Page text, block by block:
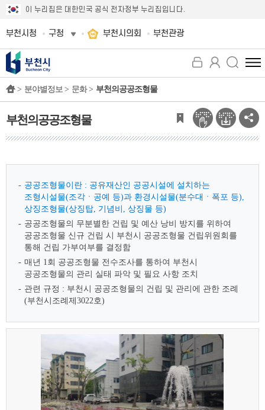
이 누리집은 대한민국 공식 전자정부 누리집입니다.
부천시청 구청 부천시의회 부천관광
전
체
뉴
보
기
> 분야별정보 > 문화 > 부천의공공조형물
부천의공공조형물
공공조형물이란 : 공유재산인 공공시설에 설치하는
조형시설물(조각ㆍ공예 등)과 환경시설물(분수대ㆍ폭포 등),
상징조형물(상징탑, 기념비, 상징물 등)
공공조형물의 무분별한 건립 및 예산 낭비 방지를 위하여
공공조형물 신규 건립 시 부천시 공공조형물 건립위원회를
통해 건립 가부여부를 결정함
매년 1회 공공조형물 전수조사를 통하여 부천시
공공조형물의 관리 실태 파악 및 필요 사항 조치
관련 규정 : 부천시 공공조형물의 건립 및 관리에 관한 조례
(부천시조례제3022호)